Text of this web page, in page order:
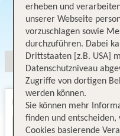
erheben und
unserer Webseite
vorzuschlagen sowie
durchzuführen. Dabei
Drittstaaten [z.B. USA]
Datenschutzniveau
Zugriffe von dortigen
werden können.
Sie können mehr
finden und
Cookies basierende